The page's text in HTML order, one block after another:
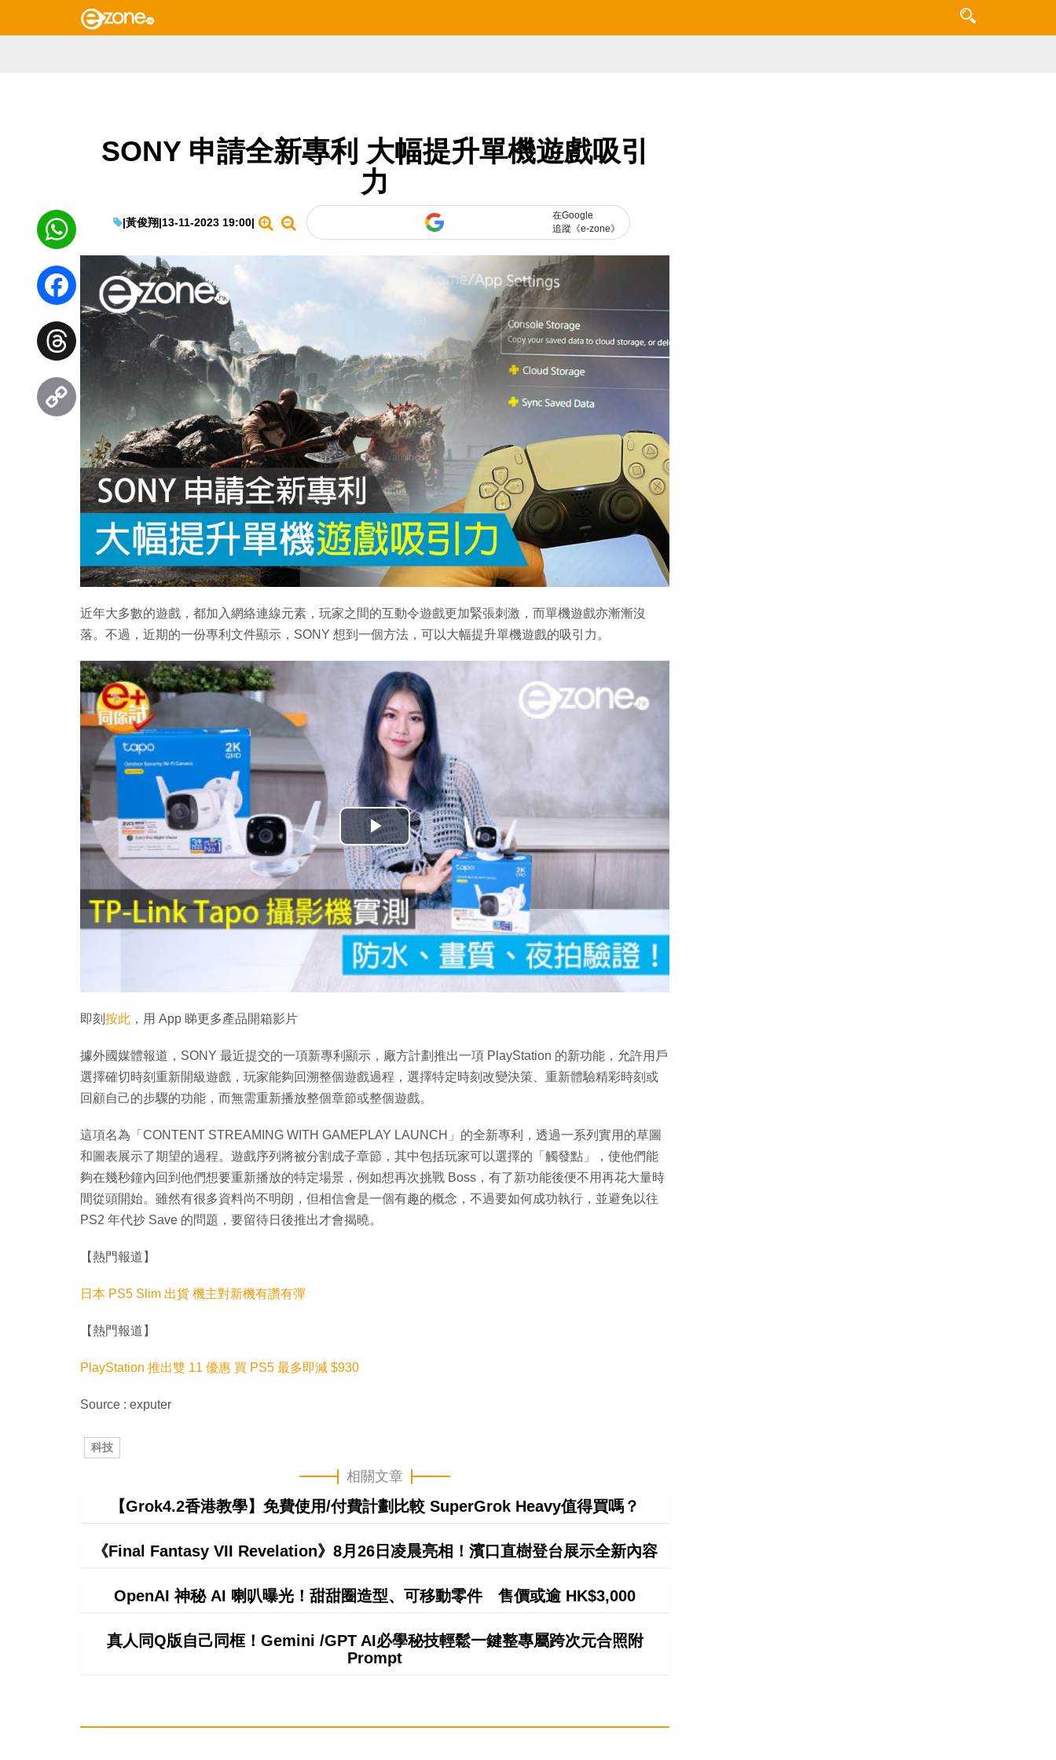
SONY 申請全新專利 大幅提升單機遊戲吸引
力
|黃俊翔|13-11-2023 19:00|
在Google
追蹤《e-zone》
近年大多數的遊戲，都加入網絡連線元素，玩家之間的互動令遊戲更加緊張刺激，而單機遊戲亦漸漸沒
落。不過，近期的一份專利文件顯示，SONY 想到一個方法，可以大幅提升單機遊戲的吸引力。
播
放
影
片
即刻 按此 ，用 App 睇更多產品開箱影片
據外國媒體報道，SONY 最近提交的一項新專利顯示，廠方計劃推出一項 PlayStation 的新功能，允許用戶
選擇確切時刻重新開級遊戲，玩家能夠回溯整個遊戲過程，選擇特定時刻改變決策、重新體驗精彩時刻或
回顧自己的步驟的功能，而無需重新播放整個章節或整個遊戲。
這項名為「CONTENT STREAMING WITH GAMEPLAY LAUNCH」的全新專利，透過一系列實用的草圖
和圖表展示了期望的過程。遊戲序列將被分割成子章節，其中包括玩家可以選擇的「觸發點」，使他們能
夠在幾秒鐘內回到他們想要重新播放的特定場景，例如想再次挑戰 Boss，有了新功能後便不用再花大量時
間從頭開始。雖然有很多資料尚不明朗，但相信會是一個有趣的概念，不過要如何成功執行，並避免以往
PS2 年代抄 Save 的問題，要留待日後推出才會揭曉。
【熱門報道】
日本 PS5 Slim 出貨 機主對新機有讚有彈
【熱門報道】
PlayStation 推出雙 11 優惠 買 PS5 最多即減 $930
Source : exputer
科技
相關文章
【Grok4.2香港教學】免費使用/付費計劃比較 SuperGrok Heavy值得買嗎？
《Final Fantasy VII Revelation》8月26日凌晨亮相！濱口直樹登台展示全新內容
OpenAI 神秘 AI 喇叭曝光！甜甜圈造型、可移動零件 售價或逾 HK$3,000
真人同Q版自己同框！Gemini /GPT AI必學秘技輕鬆一鍵整專屬跨次元合照附
Prompt
WhatsApp
Facebook
Threads
Link